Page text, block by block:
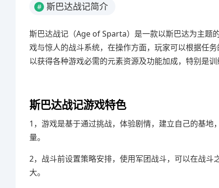
# 斯巴达战记简介
斯巴达战记（Age of Sparta）是一款以斯巴达为主题
戏与惊人的战斗系统，在操作方面，玩家可以根据任
以获得各种游戏必需的元素资源及功能加成，特别是
斯巴达战记游戏特色
1，游戏是基于通过挑战，体验剧情，建立自己的基
量。
2，战斗前设置策略安排，使用军团战斗，可以在战
大。